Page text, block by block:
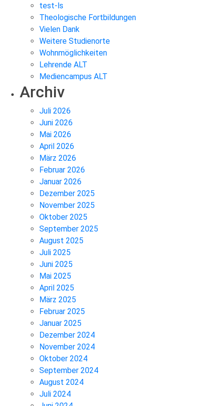
test-ls
Theologische Fortbildungen
Vielen Dank
Weitere Studienorte
Wohnmöglichkeiten
Lehrende ALT
Mediencampus ALT
Archiv
Juli 2026
Juni 2026
Mai 2026
April 2026
März 2026
Februar 2026
Januar 2026
Dezember 2025
November 2025
Oktober 2025
September 2025
August 2025
Juli 2025
Juni 2025
Mai 2025
April 2025
März 2025
Februar 2025
Januar 2025
Dezember 2024
November 2024
Oktober 2024
September 2024
August 2024
Juli 2024